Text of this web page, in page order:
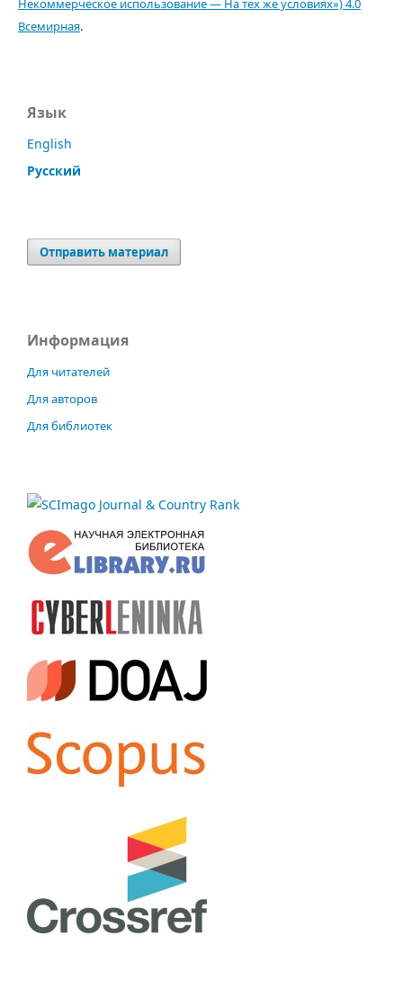
Некоммерческое использование — На тех же условиях») 4.0
Всемирная.
Язык
English
Русский
Отправить материал
Информация
Для читателей
Для авторов
Для библиотек